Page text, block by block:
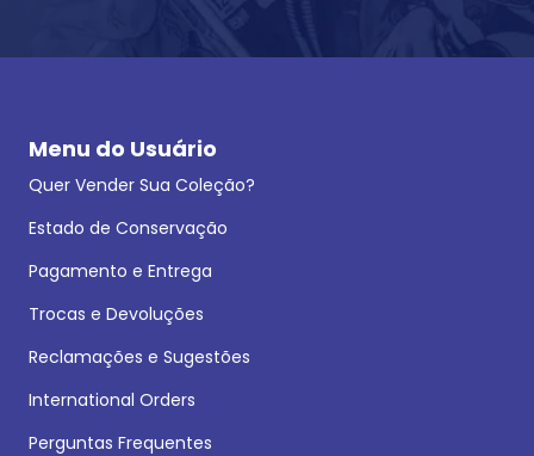
Menu do Usuário
Quer Vender Sua Coleção?
Estado de Conservação
Pagamento e Entrega
Trocas e Devoluções
Reclamações e Sugestões
International Orders
Perguntas Frequentes